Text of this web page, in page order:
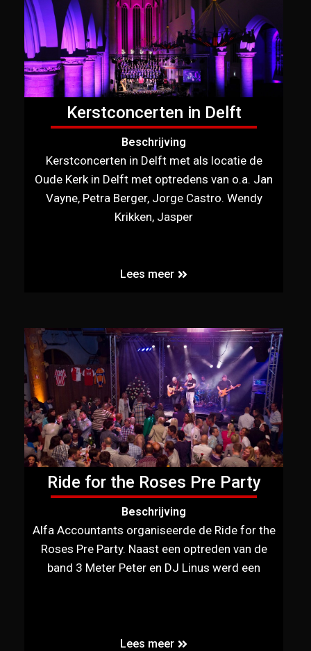
Kerstconcerten in Delft
Beschrijving
Kerstconcerten in Delft met als locatie de
Oude Kerk in Delft met optredens van o.a. Jan
Vayne, Petra Berger, Jorge Castro. Wendy
Krikken, Jasper
Lees meer
Ride for the Roses Pre Party
Beschrijving
Alfa Accountants organiseerde de Ride for the
Roses Pre Party. Naast een optreden van de
band 3 Meter Peter en DJ Linus werd een
Lees meer